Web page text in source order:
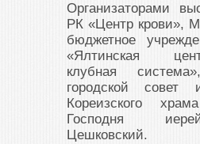
Организаторами
РК «Центр крови»,
бюджетное
«Ялтинская
клубная
городской совет
Кореизского
Господня
Цешковский.